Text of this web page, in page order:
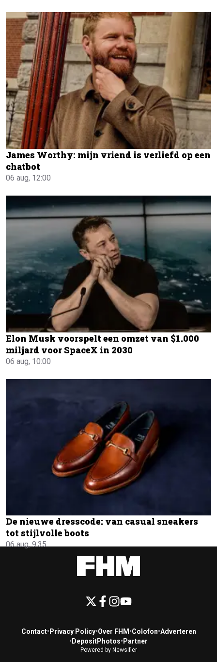
James Worthy: mijn vriend is verliefd op een
chatbot
06 aug, 12:00
Elon Musk voorspelt een omzet van $1.000
miljard voor SpaceX in 2030
06 aug, 10:00
De nieuwe dresscode: van casual sneakers
tot stijlvolle boots
06 aug, 9:35
Contact• Privacy Policy•Over FHM •Colofon•Adverteren
• DepositPhotos• Partner
Powered by Newsifier